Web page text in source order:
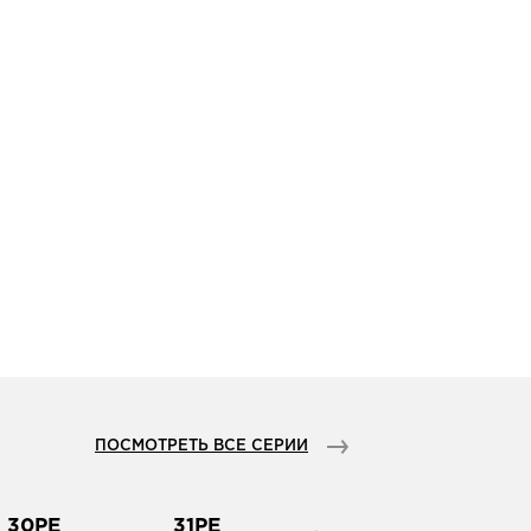
ПОСМОТРЕТЬ ВСЕ СЕРИИ
30PE 31PE